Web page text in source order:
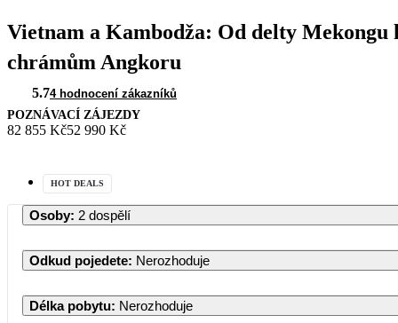
Vietnam a Kambodža: Od delty Mekongu
chrámům Angkoru
5.74 hodnocení zákazníků
POZNÁVACÍ ZÁJEZDY
82 855 Kč52 990 Kč
HOT DEALS
Osoby: 2 dospělí
Odkud pojedete: Nerozhoduje
Délka pobytu: Nerozhoduje